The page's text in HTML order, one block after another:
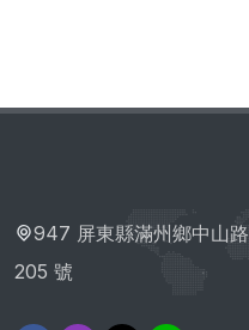
947 屏東縣滿州鄉中山路
205 號